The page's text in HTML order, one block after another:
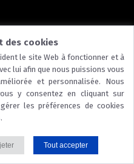
des cookies
le site Web à fonctionner et à
lui afin que nous puissions vous
et personnalisée. Nous
y consentez en cliquant sur
les préférences de cookies
Tout accepter